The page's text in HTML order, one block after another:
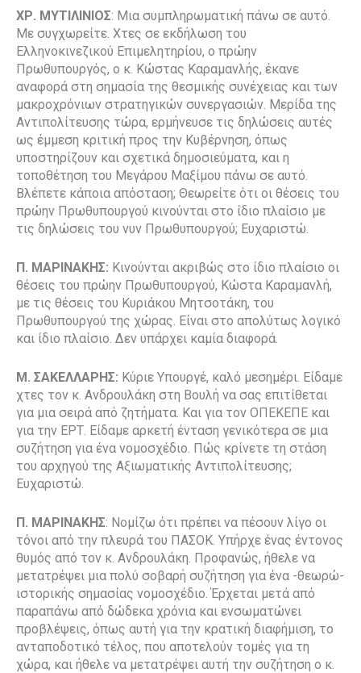
ΧΡ. ΜΥΤΙΛΙΝΙΟΣ: Μια συμπληρωματική πάνω σε αυτό.
Με συγχωρείτε. Χτες σε εκδήλωση του
Ελληνοκινεζικού Επιμελητηρίου, ο πρώην
Πρωθυπουργός, ο κ. Κώστας Καραμανλής, έκανε
αναφορά στη σημασία της θεσμικής συνέχειας και των
μακροχρόνιων στρατηγικών συνεργασιών. Μερίδα της
Αντιπολίτευσης τώρα, ερμήνευσε τις δηλώσεις αυτές
ως έμμεση κριτική προς την Κυβέρνηση, όπως
υποστηρίζουν και σχετικά δημοσιεύματα, και η
τοποθέτηση του Μεγάρου Μαξίμου πάνω σε αυτό.
Βλέπετε κάποια απόσταση; Θεωρείτε ότι οι θέσεις του
πρώην Πρωθυπουργού κινούνται στο ίδιο πλαίσιο με
τις δηλώσεις του νυν Πρωθυπουργού; Ευχαριστώ.
Π. ΜΑΡΙΝΑΚΗΣ: Κινούνται ακριβώς στο ίδιο πλαίσιο οι
θέσεις του πρώην Πρωθυπουργού, Κώστα Καραμανλή,
με τις θέσεις του Κυριάκου Μητσοτάκη, του
Πρωθυπουργού της χώρας. Είναι στο απολύτως λογικό
και ίδιο πλαίσιο. Δεν υπάρχει καμία διαφορά.
Μ. ΣΑΚΕΛΛΑΡΗΣ: Κύριε Υπουργέ, καλό μεσημέρι. Είδαμε
χτες τον κ. Ανδρουλάκη στη Βουλή να σας επιτίθεται
για μια σειρά από ζητήματα. Και για τον ΟΠΕΚΕΠΕ και
για την ΕΡΤ. Είδαμε αρκετή ένταση γενικότερα σε μια
συζήτηση για ένα νομοσχέδιο. Πώς κρίνετε τη στάση
του αρχηγού της Αξιωματικής Αντιπολίτευσης;
Ευχαριστώ.
Π. ΜΑΡΙΝΑΚΗΣ: Νομίζω ότι πρέπει να πέσουν λίγο οι
τόνοι από την πλευρά του ΠΑΣΟΚ. Υπήρχε ένας έντονος
θυμός από τον κ. Ανδρουλάκη. Προφανώς, ήθελε να
μετατρέψει μια πολύ σοβαρή συζήτηση για ένα -θεωρώ-
ιστορικής σημασίας νομοσχέδιο. Έρχεται μετά από
παραπάνω από δώδεκα χρόνια και ενσωματώνει
προβλέψεις, όπως αυτή για την κρατική διαφήμιση, το
ανταποδοτικό τέλος, που αποτελούν τομές για τη
χώρα, και ήθελε να μετατρέψει αυτή την συζήτηση ο κ.